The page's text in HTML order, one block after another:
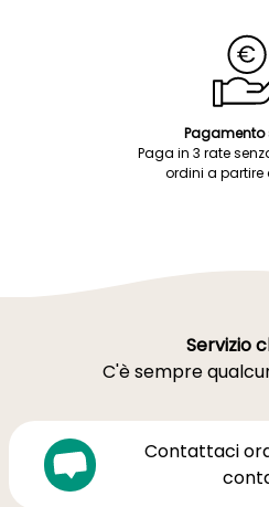
Pagamento
Paga in 3 rate
ordini a partire
Servizio
C'è sempre
Contattaci